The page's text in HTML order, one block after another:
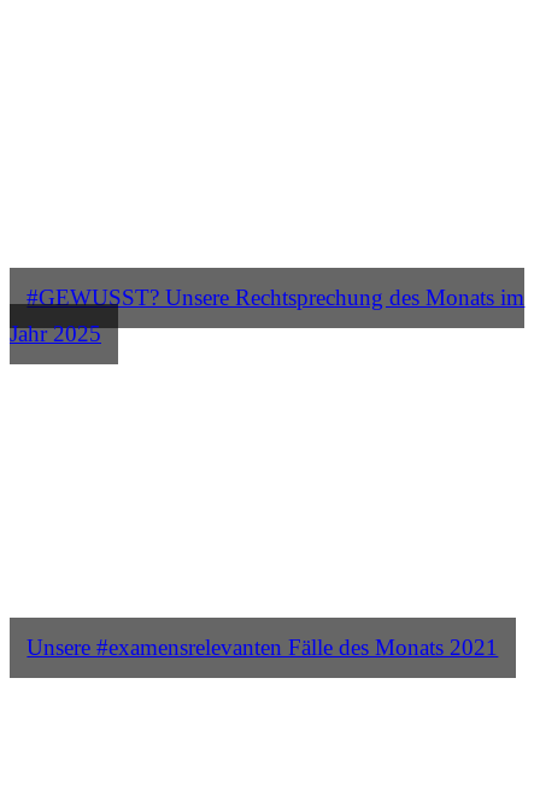
#GEWUSST? Unsere Rechtsprechung des Monats im
Jahr 2025
Unsere #examensrelevanten Fälle des Monats 2021